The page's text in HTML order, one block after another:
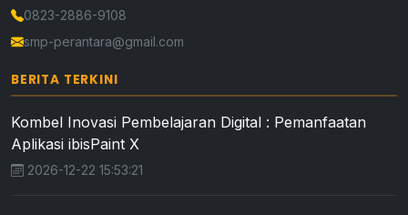
0823-2886-9108
smp-perantara@gmail.com
BERITA TERKINI
Kombel Inovasi Pembelajaran Digital : Pemanfaatan
Aplikasi ibisPaint X
2026-12-22 15:53:21